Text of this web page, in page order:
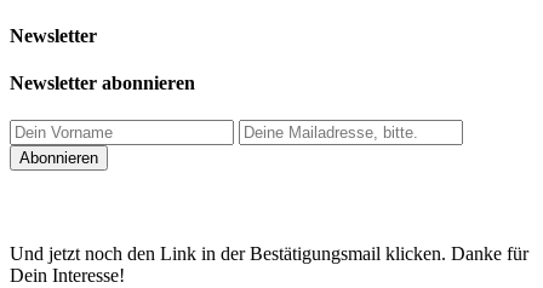
Newsletter
Newsletter abonnieren
Und jetzt noch den Link in der Bestätigungsmail klicken. Danke für
Dein Interesse!